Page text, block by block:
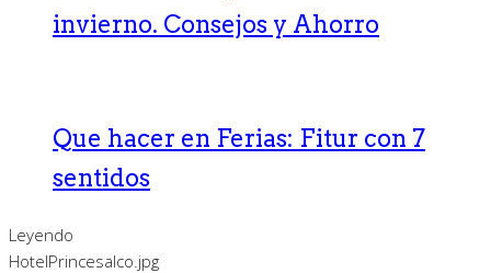
invierno. Consejos y Ahorro
Que hacer en Ferias: Fitur con 7
sentidos
Leyendo
HotelPrincesaIco.jpg